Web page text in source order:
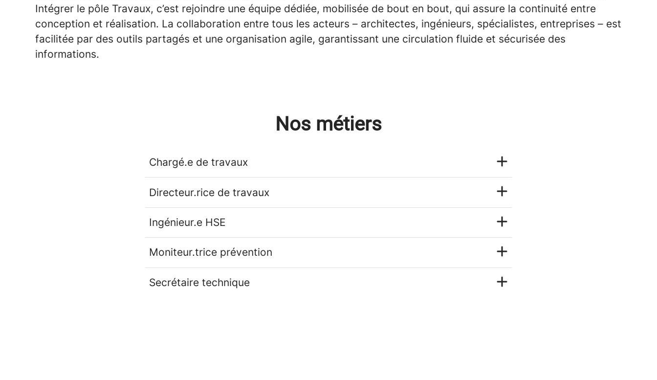
Intégrer le pôle Travaux, c’est rejoindre une équipe dédiée, mobilisée de bout en bout, qui assure la continuité entre
conception et réalisation. La collaboration entre tous les acteurs – architectes, ingénieurs, spécialistes, entreprises – est
facilitée par des outils partagés et une organisation agile, garantissant une circulation fluide et sécurisée des
informations.
Nos métiers
Chargé.e de travaux
Directeur.rice de travaux
Ingénieur.e HSE
Moniteur.trice prévention
Secrétaire technique